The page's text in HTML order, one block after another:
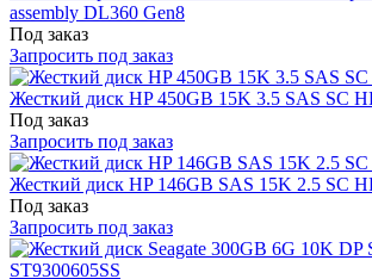
assembly DL360 Gen8
Под заказ
Запросить под заказ
Жесткий диск HP 450GB 15K 3.5 SAS SC
Под заказ
Запросить под заказ
Жесткий диск HP 146GB SAS 15K 2.5 SC
Под заказ
Запросить под заказ